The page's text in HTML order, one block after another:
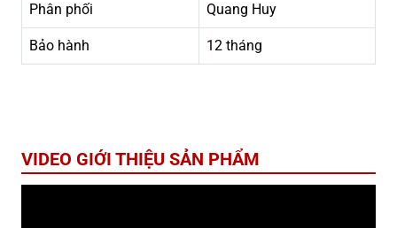
Phân phối Quang Huy
Bảo hành 12 tháng
VIDEO GIỚI THIỆU SẢN PHẨM